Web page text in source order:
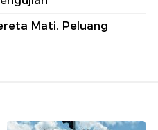
Mati, Peluang